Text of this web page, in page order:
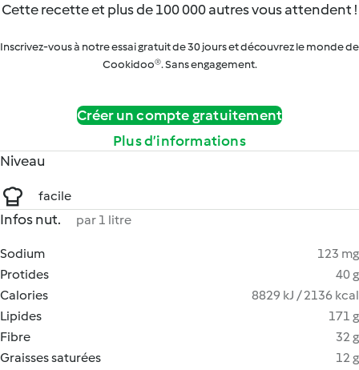
Cette recette et plus de 100 000 autres vous attendent !
Inscrivez-vous à notre essai gratuit de 30 jours et découvrez le monde de
Cookidoo®. Sans engagement.
Créer un compte gratuitement
Plus d’informations
Niveau
facile
Infos nut. par 1 litre
Sodium
123 mg
Protides
40 g
Calories
8829 kJ / 2136 kcal
Lipides
171 g
Fibre
32 g
Graisses saturées
12 g